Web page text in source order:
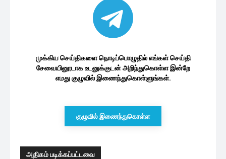
முக்கிய செய்திகளை நொடிப்பொழுதில் எங்கள் செய்தி
சேவையினூடாக உடனுக்குடன் அறிந்துகொள்ள இன்றே
எமது குழுவில் இணைந்துகொள்ளுங்கள்.
குழுவில் இணைந்துகொள்ள
அதிகம் படிக்கப்பட்டவை